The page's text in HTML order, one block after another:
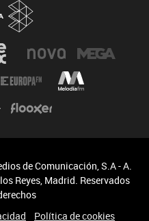
de Comunicación, S.A - A.
Reyes, Madrid. Reservados
Política de cookies